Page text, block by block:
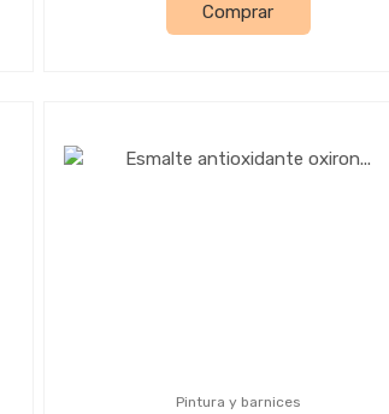
Comprar
Pintura y barnices